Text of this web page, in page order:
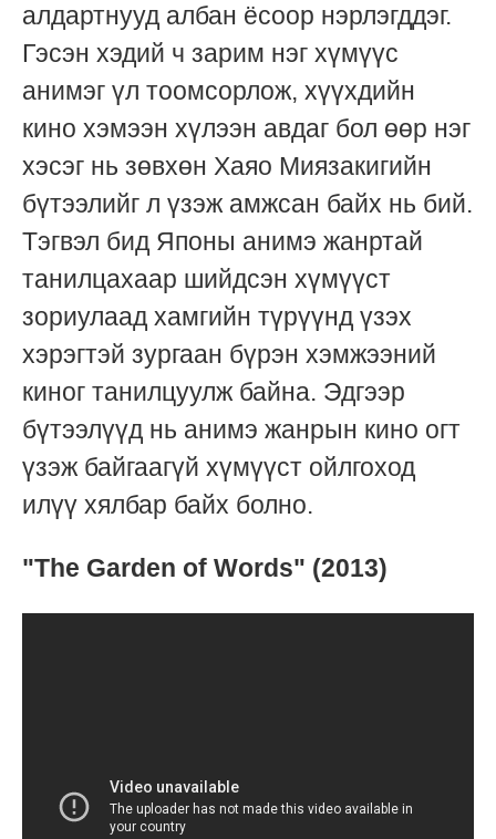
алдартнууд албан ёсоор нэрлэгддэг.
Гэсэн хэдий ч зарим нэг хүмүүс
анимэг үл тоомсорлож, хүүхдийн
кино хэмээн хүлээн авдаг бол өөр нэг
хэсэг нь зөвхөн Хаяо Миязакигийн
бүтээлийг л үзэж амжсан байх нь бий.
Тэгвэл бид Японы анимэ жанртай
танилцахаар шийдсэн хүмүүст
зориулаад хамгийн түрүүнд үзэх
хэрэгтэй зургаан бүрэн хэмжээний
киног танилцуулж байна. Эдгээр
бүтээлүүд нь анимэ жанрын кино огт
үзэж байгаагүй хүмүүст ойлгоход
илүү хялбар байх болно.
"The Garden of Words" (2013)